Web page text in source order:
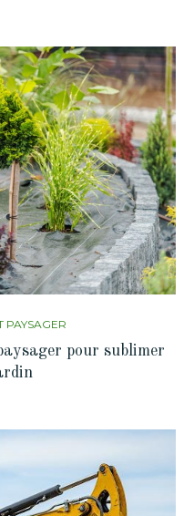
PAYSAGER
pour sublimer